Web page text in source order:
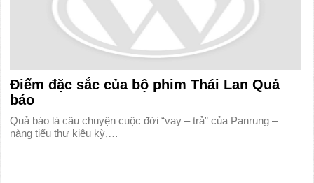
Điểm đặc sắc của bộ phim Thái Lan Quả
báo
Quả báo là câu chuyện cuộc đời “vay – trả” của Panrung –
nàng tiểu thư kiêu kỳ,…